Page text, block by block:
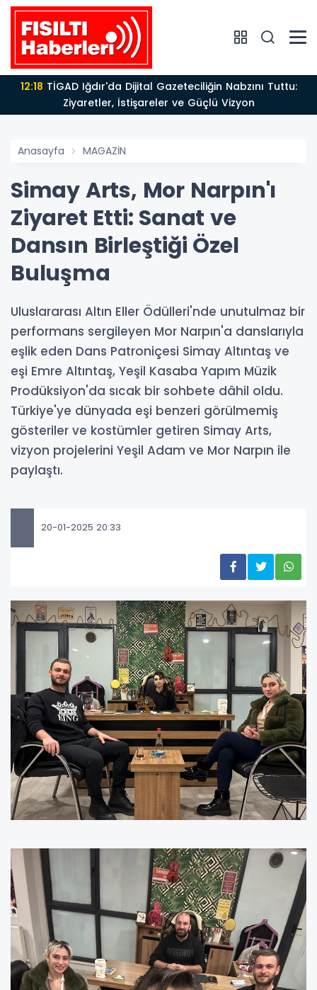
12:18
Ziyaretler, İstişareler ve Güçlü Vizyon
Anasayfa MAGAZİN
Simay Arts, Mor Narpın'ı
Ziyaret Etti: Sanat ve
Dansın Birleştiği Özel
Buluşma
Uluslararası Altın Eller Ödülleri'nde unutulmaz bir
performans sergileyen Mor Narpın'a danslarıyla
eşlik eden Dans Patroniçesi Simay Altıntaş ve
eşi Emre Altıntaş, Yeşil Kasaba Yapım Müzik
Prodüksiyon'da sıcak bir sohbete dâhil oldu.
Türkiye'ye dünyada eşi benzeri görülmemiş
gösteriler ve kostümler getiren Simay Arts,
vizyon projelerini Yeşil Adam ve Mor Narpın ile
paylaştı.
20-01-2025 20:33